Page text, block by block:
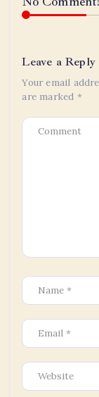
Leave a Reply
Your email
are marked *